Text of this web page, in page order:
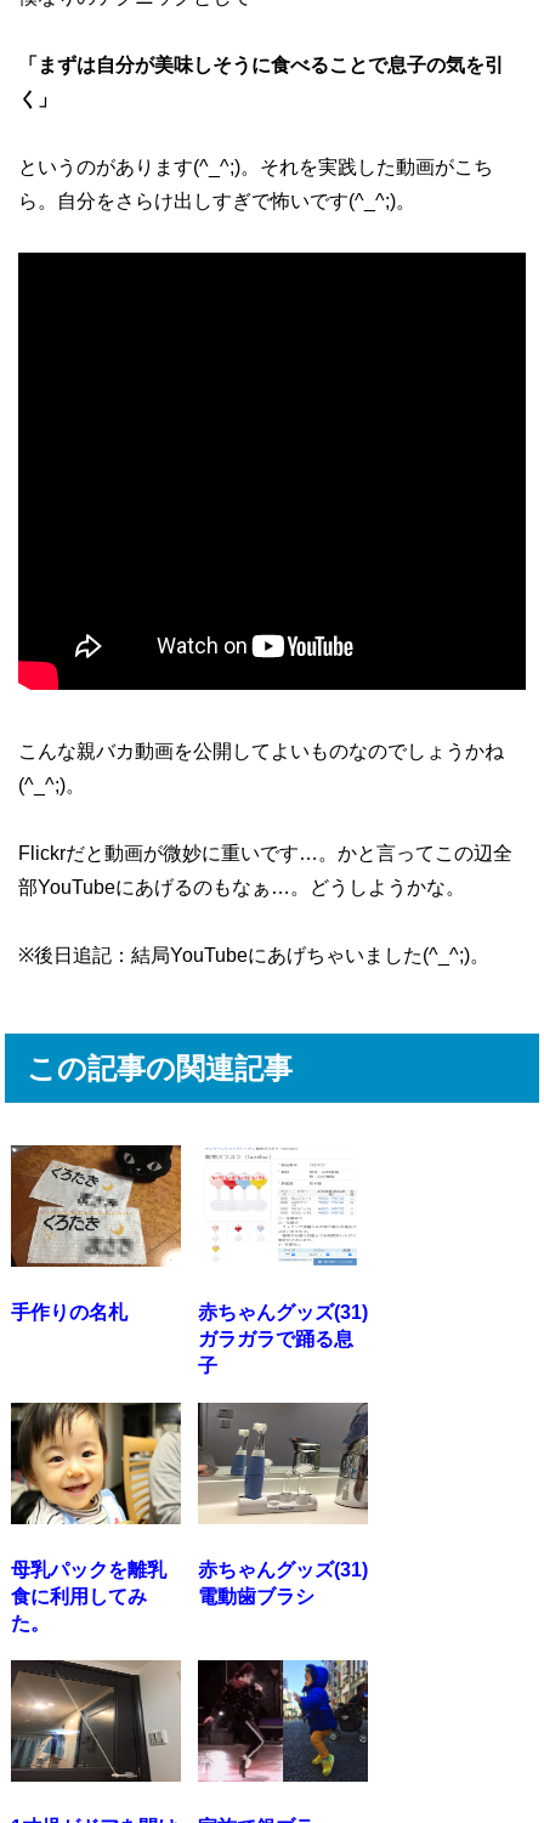
「まずは自分が美味しそうに食べることで息子の気を引
く」
というのがあります(^_^;)。それを実践した動画がこち
ら。自分をさらけ出しすぎで怖いです(^_^;)。
こんな親バカ動画を公開してよいものなのでしょうかね
(^_^;)。
Flickrだと動画が微妙に重いです…。かと言ってこの辺全
部YouTubeにあげるのもなぁ…。どうしようかな。
※後日追記：結局YouTubeにあげちゃいました(^_^;)。
この記事の関連記事
手作りの名札
赤ちゃんグッズ(31)
ガラガラで踊る息
子
母乳パックを離乳
食に利用してみ
た。
赤ちゃんグッズ(31)
電動歯ブラシ